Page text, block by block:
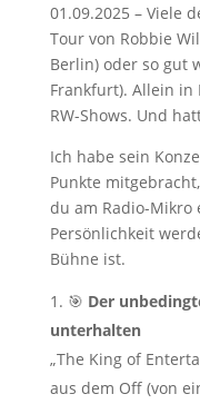
01.09.2025 – Viele
Tour von Robbie
Berlin) oder so gut
Frankfurt). Allein in
RW-Shows. Und
Ich habe sein
Punkte
du am Radio-Mikro
Persönlichkeit
Bühne ist.
🎯 Der
unterhalten
„The King of
aus dem Off (von